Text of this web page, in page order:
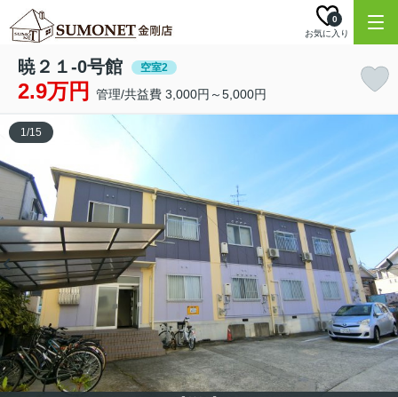
お気に入り
0
暁２１-0号館 空室2
2.9万円 管理/共益費 3,000円～5,000円
1/15